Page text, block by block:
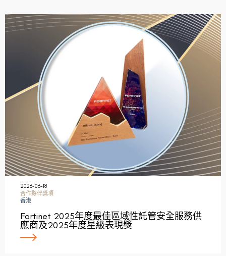
2026-03-18
合作夥伴獎項
香港
Fortinet 2025年度最佳區域性託管安全服務供
應商及2025年度星級表現獎